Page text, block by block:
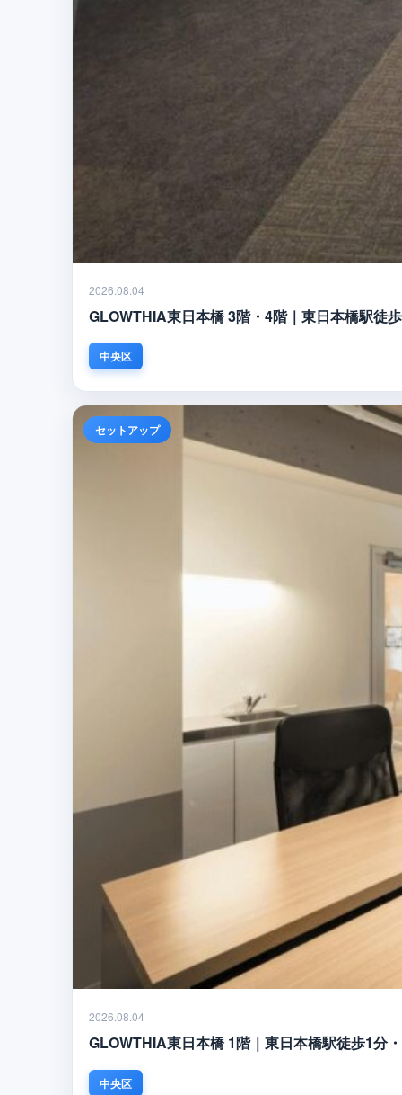
2026.08.04
GLOWTHIA東日本橋 3階・4階｜東日本橋駅徒
中央区
セットアップ
2026.08.04
GLOWTHIA東日本橋 1階｜東日本橋駅徒歩1分
中央区